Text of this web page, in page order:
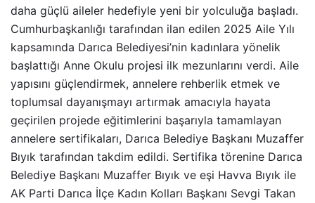
daha güçlü aileler hedefiyle yeni bir yolculuğa başladı.
Cumhurbaşkanlığı tarafından ilan edilen 2025 Aile Yılı
kapsamında Darıca Belediyesi’nin kadınlara yönelik
başlattığı Anne Okulu projesi ilk mezunlarını verdi. Aile
yapısını güçlendirmek, annelere rehberlik etmek ve
toplumsal dayanışmayı artırmak amacıyla hayata
geçirilen projede eğitimlerini başarıyla tamamlayan
annelere sertifikaları, Darıca Belediye Başkanı Muzaffer
Bıyık tarafından takdim edildi. Sertifika törenine Darıca
Belediye Başkanı Muzaffer Bıyık ve eşi Havva Bıyık ile
AK Parti Darıca İlçe Kadın Kolları Başkanı Sevgi Takan